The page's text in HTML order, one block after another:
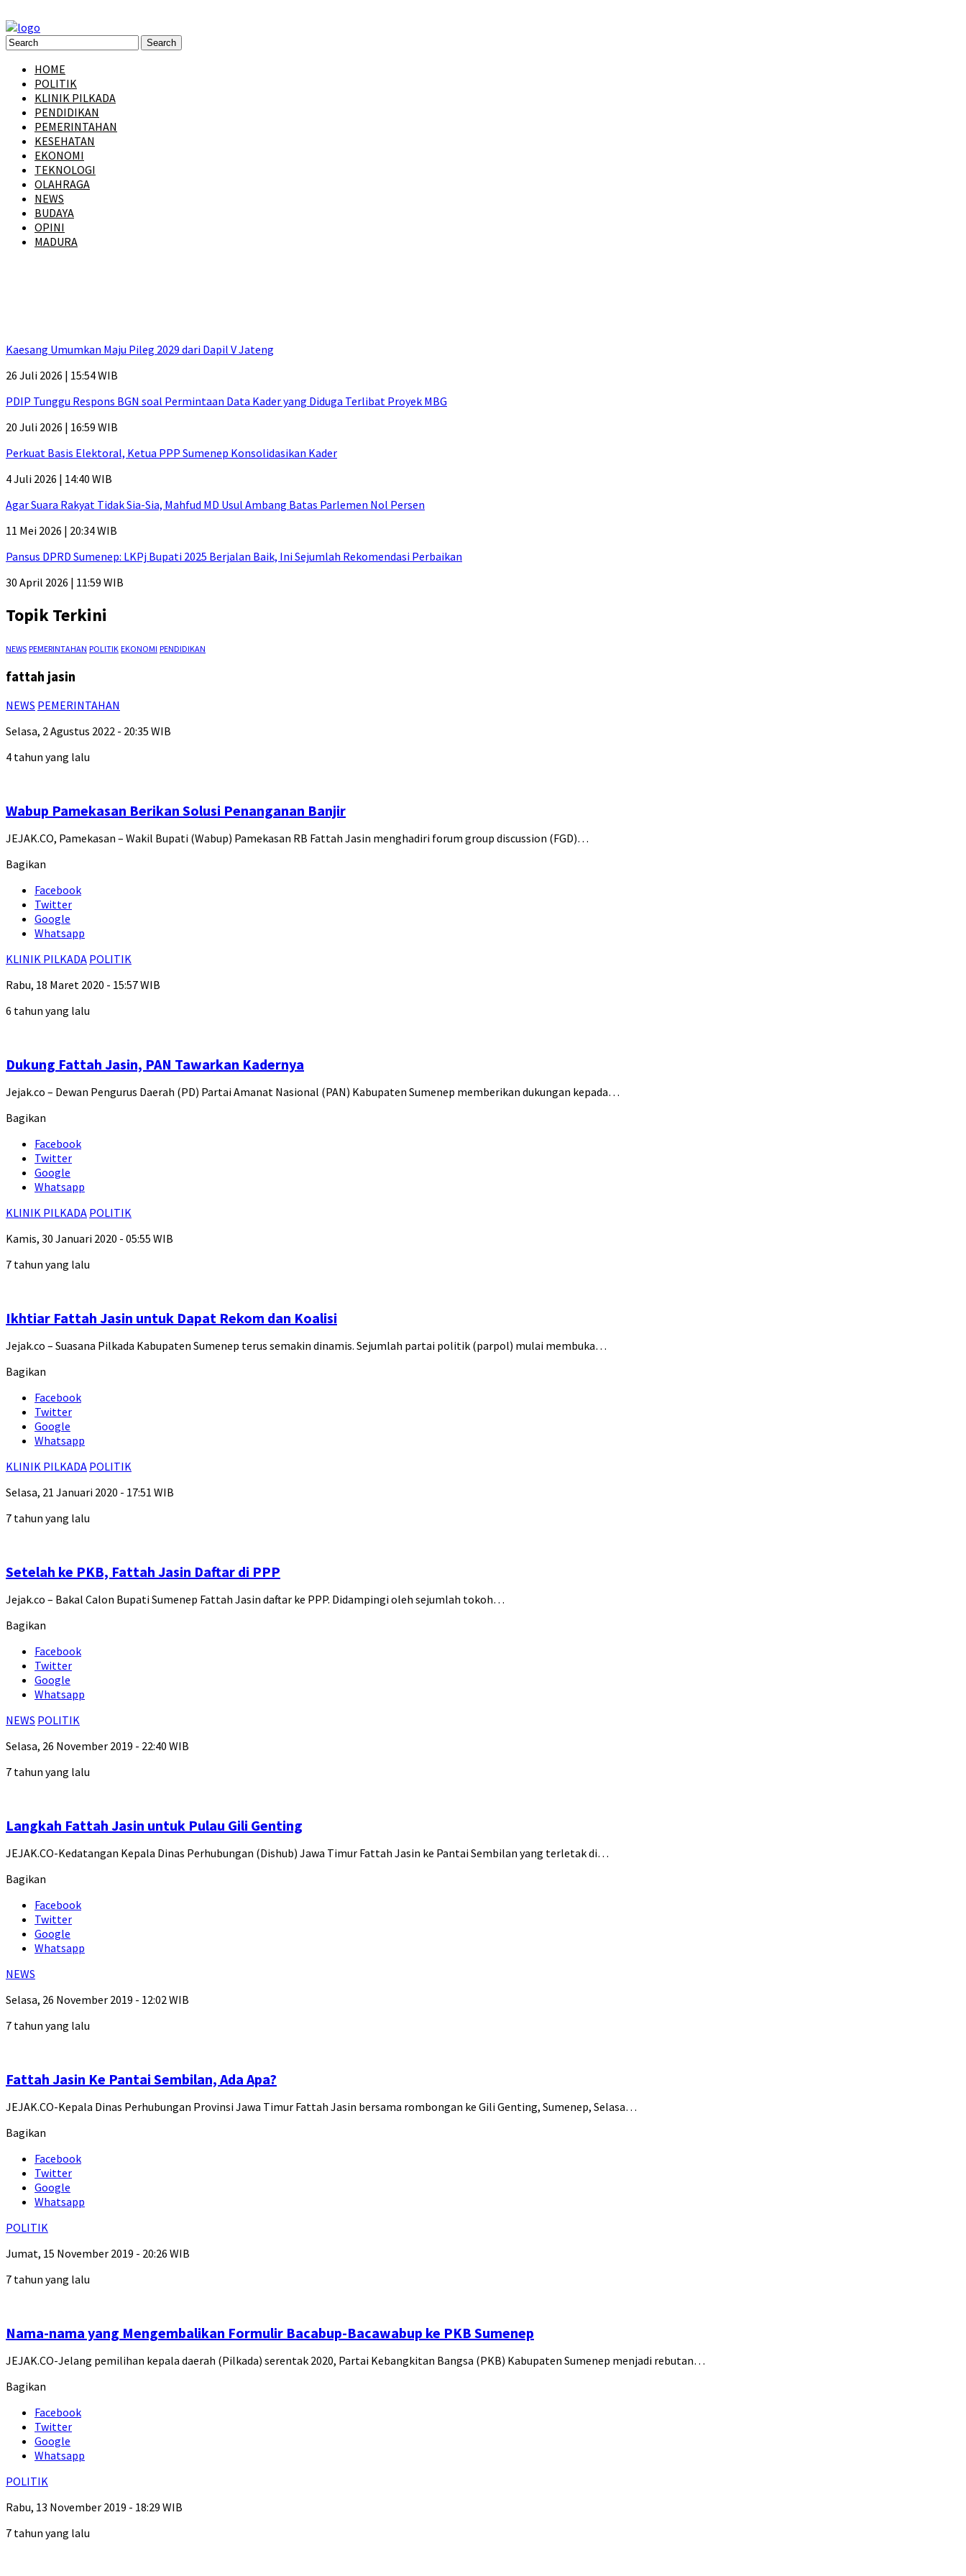
HOME
POLITIK
KLINIK PILKADA
PENDIDIKAN
PEMERINTAHAN
KESEHATAN
EKONOMI
TEKNOLOGI
OLAHRAGA
NEWS
BUDAYA
OPINI
MADURA
Kaesang Umumkan Maju Pileg 2029 dari Dapil V Jateng
26 Juli 2026 | 15:54 WIB
PDIP Tunggu Respons BGN soal Permintaan Data Kader yang Diduga Terlibat Proyek MBG
20 Juli 2026 | 16:59 WIB
Perkuat Basis Elektoral, Ketua PPP Sumenep Konsolidasikan Kader
4 Juli 2026 | 14:40 WIB
Agar Suara Rakyat Tidak Sia-Sia, Mahfud MD Usul Ambang Batas Parlemen Nol Persen
11 Mei 2026 | 20:34 WIB
Pansus DPRD Sumenep: LKPj Bupati 2025 Berjalan Baik, Ini Sejumlah Rekomendasi Perbaikan
30 April 2026 | 11:59 WIB
Topik Terkini
NEWS PEMERINTAHAN POLITIK EKONOMI PENDIDIKAN
fattah jasin
NEWS PEMERINTAHAN
Selasa, 2 Agustus 2022 - 20:35 WIB
4 tahun yang lalu
Wabup Pamekasan Berikan Solusi Penanganan Banjir
JEJAK.CO, Pamekasan – Wakil Bupati (Wabup) Pamekasan RB Fattah Jasin menghadiri forum group discussion (FGD)…
Bagikan
Facebook
Twitter
Google
Whatsapp
KLINIK PILKADA POLITIK
Rabu, 18 Maret 2020 - 15:57 WIB
6 tahun yang lalu
Dukung Fattah Jasin, PAN Tawarkan Kadernya
Jejak.co – Dewan Pengurus Daerah (PD) Partai Amanat Nasional (PAN) Kabupaten Sumenep memberikan dukungan kepada…
Bagikan
Facebook
Twitter
Google
Whatsapp
KLINIK PILKADA POLITIK
Kamis, 30 Januari 2020 - 05:55 WIB
7 tahun yang lalu
Ikhtiar Fattah Jasin untuk Dapat Rekom dan Koalisi
Jejak.co – Suasana Pilkada Kabupaten Sumenep terus semakin dinamis. Sejumlah partai politik (parpol) mulai membuka…
Bagikan
Facebook
Twitter
Google
Whatsapp
KLINIK PILKADA POLITIK
Selasa, 21 Januari 2020 - 17:51 WIB
7 tahun yang lalu
Setelah ke PKB, Fattah Jasin Daftar di PPP
Jejak.co – Bakal Calon Bupati Sumenep Fattah Jasin daftar ke PPP. Didampingi oleh sejumlah tokoh…
Bagikan
Facebook
Twitter
Google
Whatsapp
NEWS POLITIK
Selasa, 26 November 2019 - 22:40 WIB
7 tahun yang lalu
Langkah Fattah Jasin untuk Pulau Gili Genting
JEJAK.CO-Kedatangan Kepala Dinas Perhubungan (Dishub) Jawa Timur Fattah Jasin ke Pantai Sembilan yang terletak di…
Bagikan
Facebook
Twitter
Google
Whatsapp
NEWS
Selasa, 26 November 2019 - 12:02 WIB
7 tahun yang lalu
Fattah Jasin Ke Pantai Sembilan, Ada Apa?
JEJAK.CO-Kepala Dinas Perhubungan Provinsi Jawa Timur Fattah Jasin bersama rombongan ke Gili Genting, Sumenep, Selasa…
Bagikan
Facebook
Twitter
Google
Whatsapp
POLITIK
Jumat, 15 November 2019 - 20:26 WIB
7 tahun yang lalu
Nama-nama yang Mengembalikan Formulir Bacabup-Bacawabup ke PKB Sumenep
JEJAK.CO-Jelang pemilihan kepala daerah (Pilkada) serentak 2020, Partai Kebangkitan Bangsa (PKB) Kabupaten Sumenep menjadi rebutan…
Bagikan
Facebook
Twitter
Google
Whatsapp
POLITIK
Rabu, 13 November 2019 - 18:29 WIB
7 tahun yang lalu